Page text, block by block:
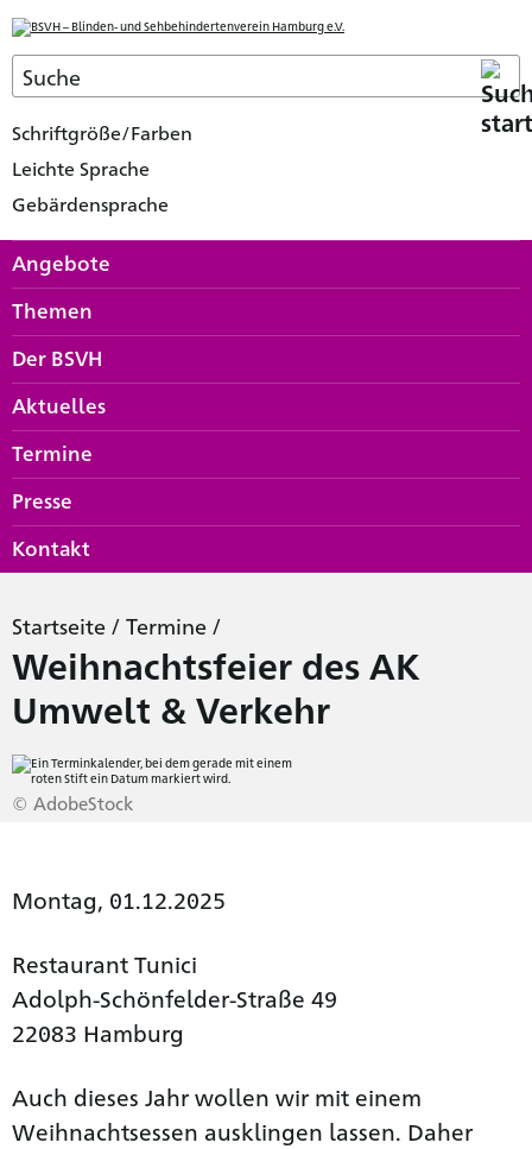
Schriftgröße/Farben
Leichte Sprache
Gebärdensprache
Angebote
Themen
Der BSVH
Aktuelles
Termine
Presse
Kontakt
Startseite / Termine /
Weihnachtsfeier des AK
Umwelt & Verkehr
© AdobeStock
Montag, 01.12.2025
Restaurant Tunici
Adolph-Schönfelder-Straße 49
22083 Hamburg
Auch dieses Jahr wollen wir mit einem
Weihnachtsessen ausklingen lassen. Daher